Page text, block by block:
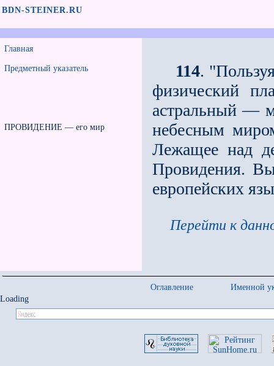
BDN-STEINER.RU
Главная
Предметный указатель
ПРОВИДЕНИЕ — его мир
114.
физический
астральный —
небесным
Лежащее над
Провидения.
европейских
Перейти к
Оглавление
Именной
Loading